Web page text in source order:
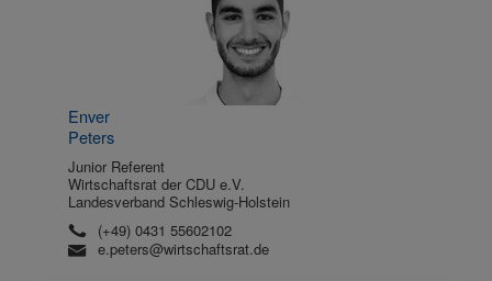
Enver
Peters
Junior Referent
Wirtschaftsrat der CDU e.V.
Landesverband Schleswig-Holstein
(+49) 0431 55602102
e.peters@wirtschaftsrat.de